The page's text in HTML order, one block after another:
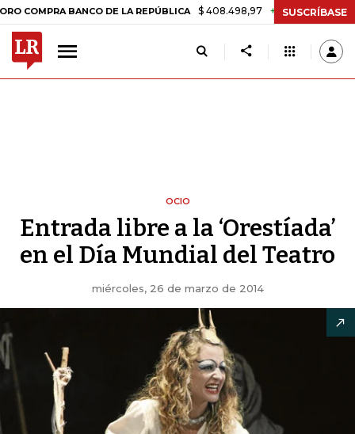
BANCO DE LA REPÚBLICA $ 408.498,97 +$ 8.753,81 +2,19%
SUSCRÍBASE
OCIO
Entrada libre a la ‘Orestíada’
en el Día Mundial del Teatro
miércoles, 26 de marzo de 2014